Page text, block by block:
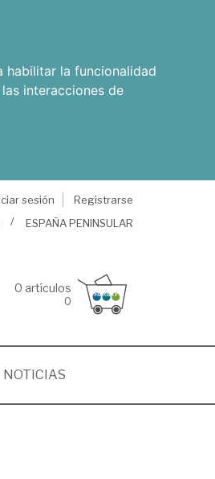
habilitar la funcionalidad
interacciones de
sesión
Registrarse
ESPAÑA PENINSULAR
0 artículos
0
NOTICIAS